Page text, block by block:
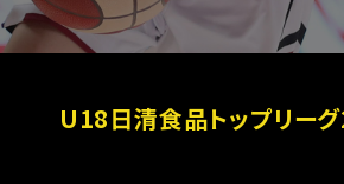
U18日清食品トップリー